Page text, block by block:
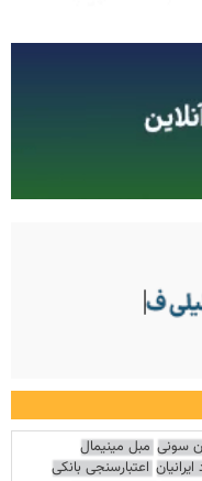
سونی مبل مینیمال
اعتبارسنجی بانکی